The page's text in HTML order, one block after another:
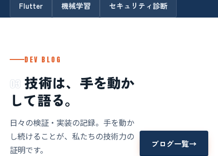
Flutter 機械学習 セキュリティ診断
DEV BLOG
03 技術は、手を動か
して語る。
日々の検証・実装の記録。手を動か
し続けることが、私たちの技術力の
証明です。
ブログ一覧→